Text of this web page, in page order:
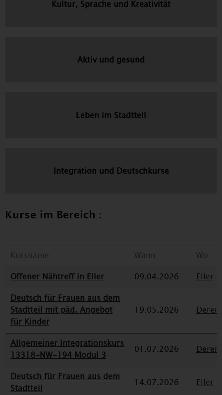
Kultur, Sprache und Kreativität
Aktiv und gesund
Leben im Stadtteil
Integration und Deutschkurse
Kurse im Bereich :
Kursname Wann
Wo
Offener Nähtreff in Eller
09.04.2026
Eller
Deutsch für Frauen aus dem
Stadtteil mit päd. Angebot
für Kinder
19.05.2026
Allgemeiner Integrationskurs
13318-NW-194 Modul 3
01.07.2026
Deutsch für Frauen aus dem
Stadtteil
14.07.2026 Eller